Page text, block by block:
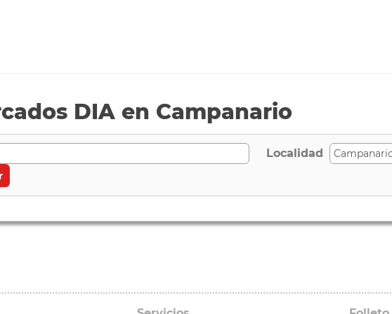
DIA en Campanario
Localidad